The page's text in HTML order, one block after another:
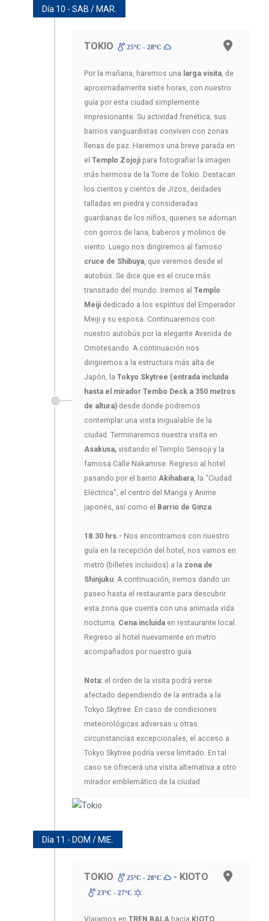
Día 10 - SAB / MAR.
TOKIO 25ºC - 28ºC
Por la mañana, haremos una larga visita, de
aproximadamente siete horas, con nuestro
guía por esta ciudad simplemente
impresionante. Su actividad frenética, sus
barrios vanguardistas conviven con zonas
llenas de paz. Haremos una breve parada en
el Templo Zojoji para fotografiar la imagen
más hermosa de la Torre de Tokio. Destacan
los cientos y cientos de Jizos, deidades
talladas en piedra y consideradas
guardianas de los niños, quienes se adornan
con gorros de lana, baberos y molinos de
viento. Luego nos dirigiremos al famoso
cruce de Shibuya, que veremos desde el
autobús. Se dice que es el cruce más
transitado del mundo. Iremos al Templo
Meiji dedicado a los espíritus del Emperador
Meiji y su esposa. Continuaremos con
nuestro autobús por la elegante Avenida de
Omotesando. A continuación nos
dirigiremos a la estructura más alta de
Japón, la Tokyo Skytree (entrada incluida
hasta el mirador Tembo Deck a 350 metros
de altura) desde donde podremos
contemplar una vista inigualable de la
ciudad. Terminaremos nuestra visita en
Asakusa, visitando el Templo Sensoji y la
famosa Calle Nakamise. Regreso al hotel
pasando por el barrio Akihabara, la "Ciudad
Eléctrica", el centro del Manga y Anime
japonés, así como el Barrio de Ginza.
18.30 hrs.- Nos encontramos con nuestro
guía en la recepción del hotel, nos vamos en
metro (billetes incluidos) a la zona de
Shinjuku. A continuación, iremos dando un
paseo hasta el restaurante para descubrir
esta zona que cuenta con una animada vida
nocturna. Cena incluida en restaurante local.
Regreso al hotel nuevamente en metro
acompañados por nuestro guía.
Nota: el orden de la visita podrá verse
afectado dependiendo de la entrada a la
Tokyo Skytree. En caso de condiciones
meteorológicas adversas u otras
circunstancias excepcionales, el acceso a
Tokyo Skytree podría verse limitado. En tal
caso se ofrecerá una visita alternativa a otro
mirador emblemático de la ciudad.
Día 11 - DOM / MIE.
TOKIO 25ºC - 28ºC - KIOTO
23ºC - 27ºC
Viajamos en TREN BALA hacia KIOTO